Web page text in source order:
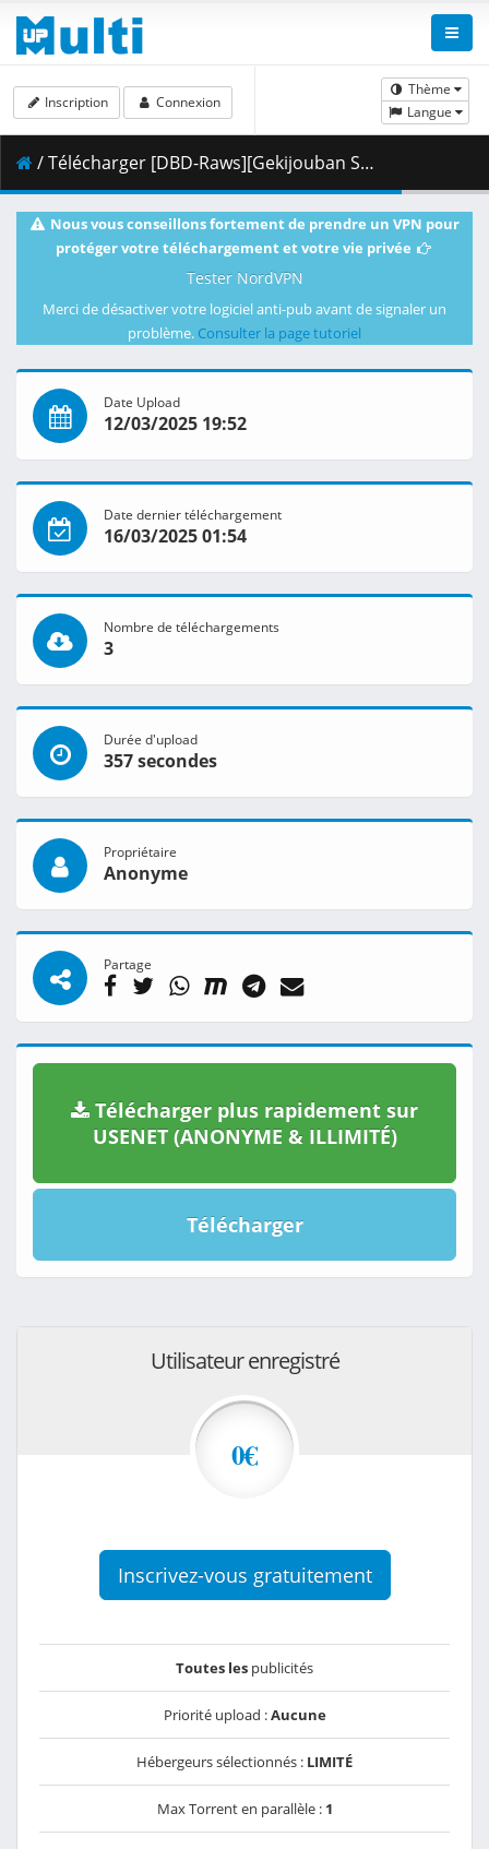
Thème
Langue
Inscription Connexion
/ Télécharger [DBD-Raws][Gekijouban Sword Art Online Ordinal Scale][PV][1080P][BDRip][HEVC-10bit][FLAC].mkv.001 ( 309.89 MB )
Nous vous conseillons fortement de prendre un VPN pour
protéger votre téléchargement et votre vie privée
Tester NordVPN
Merci de désactiver votre logiciel anti-pub avant de signaler un
problème. Consulter la page tutoriel
Date Upload
12/03/2025 19:52
Date dernier téléchargement
16/03/2025 01:54
Nombre de téléchargements
3
Durée d'upload
357 secondes
Propriétaire
Anonyme
Partage
Télécharger plus rapidement sur
USENET (ANONYME & ILLIMITÉ)
Télécharger
Utilisateur enregistré
0€
Inscrivez-vous gratuitement
Toutes les publicités
Priorité upload :Aucune
Hébergeurs sélectionnés : LIMITÉ
Max Torrent en parallèle : 1